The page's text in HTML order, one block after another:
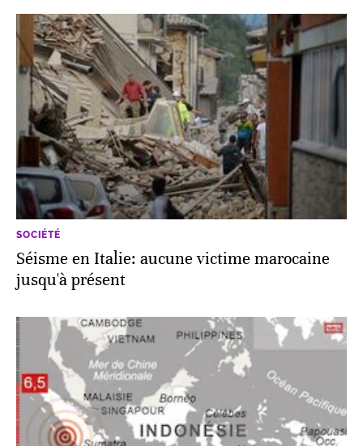
SOCIÉTÉ
Séisme en Italie: aucune victime marocaine
jusqu'à présent